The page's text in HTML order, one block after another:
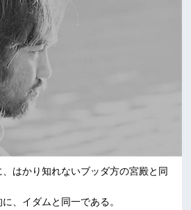
はかり知れないブッダ方の宮殿と同
、イダムと同一である。